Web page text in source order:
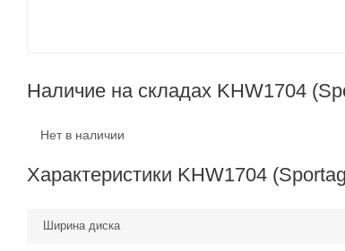
Наличие на складах KHW1704
Нет в наличии
Характеристики KHW1704
Ширина диска